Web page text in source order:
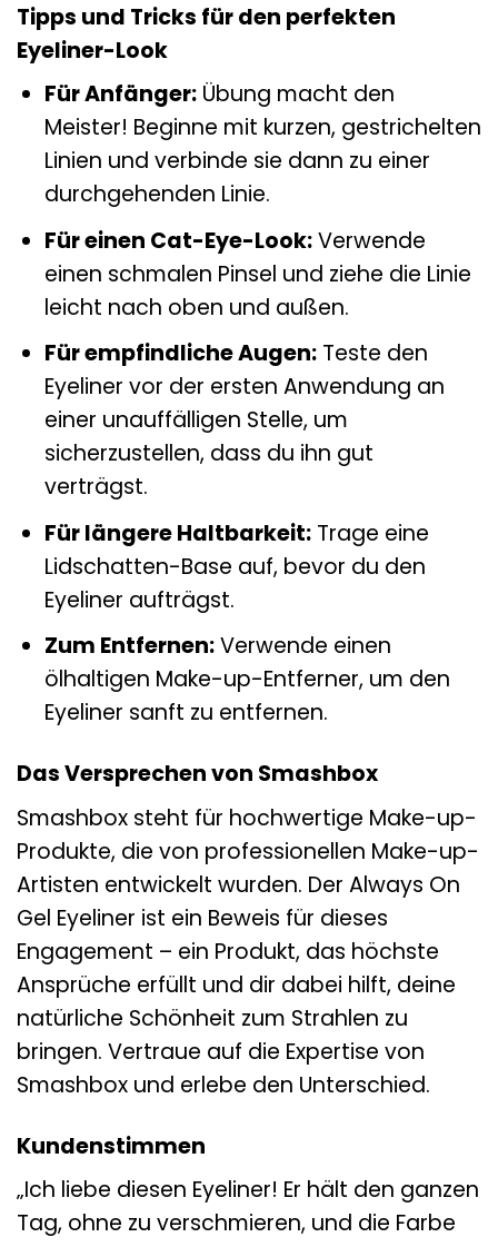
Tipps und Tricks für den perfekten
Eyeliner-Look
Für Anfänger:Übung macht den
Meister! Beginne mit kurzen, gestrichelten
Linien und verbinde sie dann zu einer
durchgehenden Linie.
Für einen Cat-Eye-Look:Verwende
einen schmalen Pinsel und ziehe die Linie
leicht nach oben und außen.
Für empfindliche Augen:Teste den
Eyeliner vor der ersten Anwendung an
einer unauffälligen Stelle, um
sicherzustellen, dass du ihn gut
verträgst.
Für längere Haltbarkeit:Trage eine
Lidschatten-Base auf, bevor du den
Eyeliner aufträgst.
Zum Entfernen:Verwende einen
ölhaltigen Make-up-Entferner, um den
Eyeliner sanft zu entfernen.
Das Versprechen von Smashbox
Smashbox steht für hochwertige Make-up-
Produkte, die von professionellen Make-up-
Artisten entwickelt wurden. Der Always On
Gel Eyeliner ist ein Beweis für dieses
Engagement – ein Produkt, das höchste
Ansprüche erfüllt und dir dabei hilft, deine
natürliche Schönheit zum Strahlen zu
bringen. Vertraue auf die Expertise von
Smashbox und erlebe den Unterschied.
Kundenstimmen
„Ich liebe diesen Eyeliner! Er hält den ganzen
Tag, ohne zu verschmieren, und die Farbe